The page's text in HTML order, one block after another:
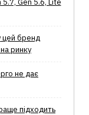
5.7, Gen 5.6, Lite
цей бренд
ринку
не дає
підходить